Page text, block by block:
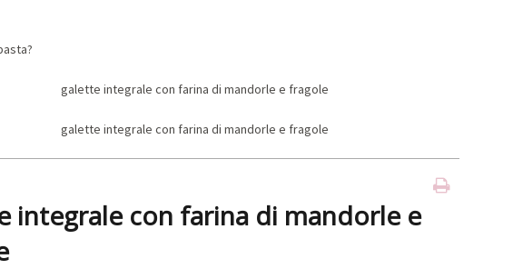
integrale con farina di mandorle e